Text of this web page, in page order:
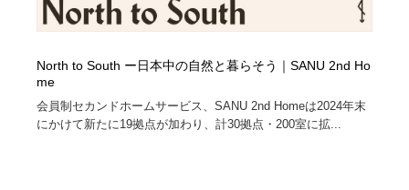
North to South ー日本中の自然と暮らそう｜SANU 2nd Ho
me
会員制セカンドホームサービス、SANU 2nd Homeは2024年末
にかけて新たに19拠点が加わり、計30拠点・200室に拡...